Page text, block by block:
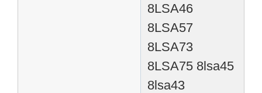
8LSA46
8LSA57
8LSA73
8LSA75 8lsa45
8lsa43